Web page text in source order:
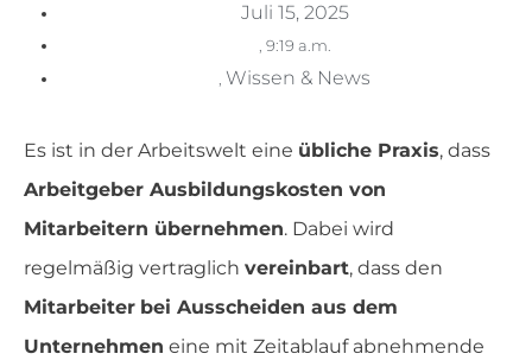
Juli 15, 2025
, 9:19 a.m.
, Wissen & News
Es ist in der Arbeitswelt eine übliche Praxis, dass
Arbeitgeber Ausbildungskosten von
Mitarbeitern übernehmen. Dabei wird
regelmäßig vertraglich vereinbart, dass den
Mitarbeiter bei Ausscheiden aus dem
Unternehmen eine mit Zeitablauf abnehmende